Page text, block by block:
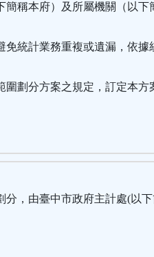
簡稱本府）及所屬機關（以下
統計業務重複或遺漏，依據
劃分方案之規定，訂定本方
分，由臺中市政府主計處(以